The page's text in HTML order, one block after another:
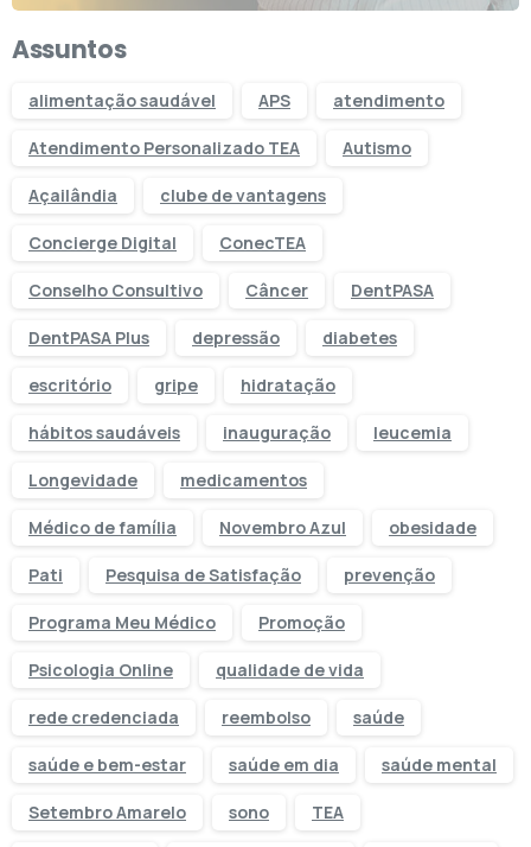
Assuntos
alimentação saudável APS atendimento
Atendimento Personalizado TEA Autismo
Açailândia clube de vantagens
Concierge Digital ConecTEA
Conselho Consultivo Câncer DentPASA
DentPASA Plus depressão diabetes
escritório gripe hidratação
hábitos saudáveis inauguração leucemia
Longevidade medicamentos
Médico de família Novembro Azul obesidade
Pati Pesquisa de Satisfação prevenção
Programa Meu Médico Promoção
Psicologia Online qualidade de vida
rede credenciada reembolso saúde
saúde e bem-estar saúde em dia saúde mental
Setembro Amarelo sono TEA